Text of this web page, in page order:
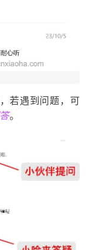
若遇到问题，可
。